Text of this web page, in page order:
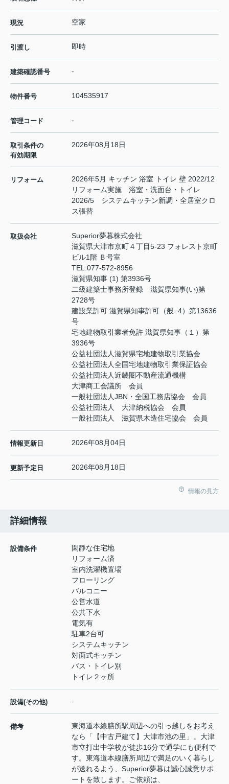
現況 空家
引渡し 即時
建築確認番号 -
物件番号 104535917
管理コード -
取引条件の
有効期限
2026年08月18日
リフォーム
2026年5月 キッチン 浴室 トイレ 壁 2022/12
リフォーム実施 浴室・洗面台・トイレ
2026/5 システムキッチン新調・全居室クロ
ス張替
取扱会社
Superior夢暮株式会社
滋賀県大津市京町４丁目5-23 フォレスト京町
ビル1階 Ｂ号室
TEL:077-572-8956
滋賀県知事 (1) 第3936号
二級建築士事務所登録 滋賀県知事(い)第
2728号
建設業許可 滋賀県知事許可（般−4）第13636
号
宅地建物取引業者免許 滋賀県知事（１）第
3936号
公益社団法人滋賀県宅地建物取引業協会
公益社団法人全国宅地建物取引業保証協会
公益社団法人近畿圏不動産流通機構
大津商工会議所 会員
一般社団法人JBN・全国工務店協会 会員
公益社団法人 大津納税協会 会員
一般社団法人 滋賀県木造住宅協会 会員
情報更新日 2026年08月04日
更新予定日 2026年08月18日
情報の見方
詳細情報
設備条件
閑静な住宅地
リフォーム済
室内洗濯機置場
フローリング
バルコニー
公営水道
公共下水
電気有
駐車2台可
システムキッチン
対面式キッチン
バス・トイレ別
トイレ２ヶ所
設備(その他) -
備考
東海道本線膳所駅周辺への引っ越しをお考え
なら「【中古戸建て】大津市池の里」。大津
市立打出中学校が徒歩16分で通学にも便利で
す。東海道本線膳所周辺で満足のいく暮らし
が送れるよう、Superior夢暮は誠心誠意サポ
ートを致します。ご依頼は、